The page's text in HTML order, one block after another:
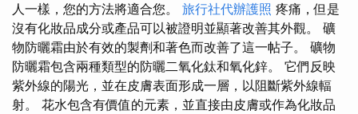
人一樣，您的方法將適合您。 旅行社代辦護照 疼痛，但是
沒有化妝品成分或產品可以被證明並顯著改善其外觀。 礦
物防曬霜由於有效的製劑和著色而改善了這一帖子。 礦物
防曬霜包含兩種類型的防曬二氧化鈦和氧化鋅。 它們反映
紫外線的陽光，並在皮膚表面形成一層，以阻斷紫外線輻
射。 花水包含有價值的元素，並直接由皮膚或作為化妝品